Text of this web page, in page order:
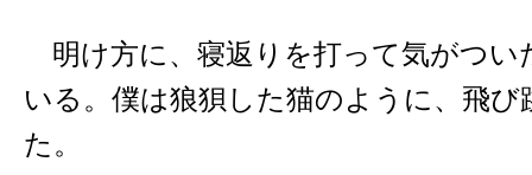
明け方に、寝返りを打って気がつい
いる。僕は狼狽した猫のように、飛
た。